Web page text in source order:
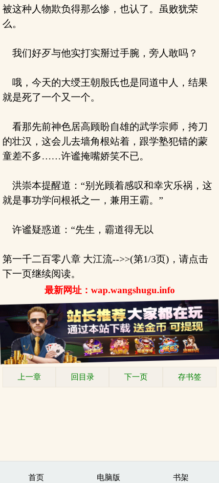
被这种人物欺负得那么惨，也认了。虽败犹荣
么。
我们好歹与他实打实掰过手腕，旁人敢吗？
哦，今天的大绶王朝殷氏也是同道中人，结果
就是死了一个又一个。
看那先前神色居高顾盼自雄的武学宗师，挎刀
的壮汉，这会儿去墙角根站着，跟学塾犯错的蒙
童差不多……许谧掩嘴娇笑不已。
洪崇本提醒道：“别光顾着感叹和幸灾乐祸，这
就是事功学问根祇之一，兼用王霸。”
许谧疑惑道：“先生，霸道得无以
第一千二百零八章 大江流-->>(第1/3页)，请点击
下一页继续阅读。
最新网址：wap.wangshugu.info
上一章 回目录 下一页 存书签
首页 电脑版 书架